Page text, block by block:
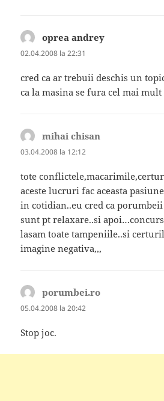
oprea andrey
02.04.2008 la 22:31
cred ca ar trebuii deschis un
ca la masina se fura cel mai
mihai chisan
03.04.2008 la 12:12
tote
aceste lucruri fac aceasta
in cotidian..eu cred ca
sunt pt relaxare..si
lasam toate tampeniile..si
imagine negativa,,,
porumbei.ro
05.04.2008 la 20:42
Stop joc.